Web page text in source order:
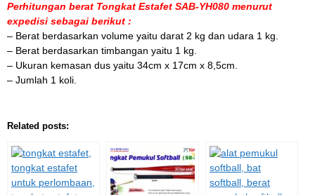
Perhitungan berat Tongkat Estafet SAB-YH080 menurut
expedisi sebagai berikut :
– Berat berdasarkan volume yaitu darat 2 kg dan udara 1 kg.
– Berat berdasarkan timbangan yaitu 1 kg.
– Ukuran kemasan dus yaitu 34cm x 17cm x 8,5cm.
– Jumlah 1 koli.
Related posts: